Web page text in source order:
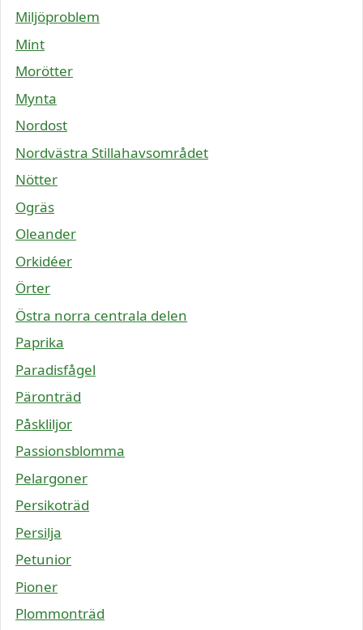
Miljöproblem
Mint
Morötter
Mynta
Nordost
Nordvästra Stillahavsområdet
Nötter
Ogräs
Oleander
Orkidéer
Örter
Östra norra centrala delen
Paprika
Paradisfågel
Päronträd
Påskliljor
Passionsblomma
Pelargoner
Persikoträd
Persilja
Petunior
Pioner
Plommonträd